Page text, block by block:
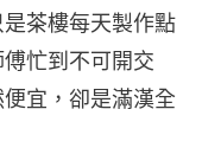
茶樓每天製作點
忙到不可開交
宜，卻是滿漢全